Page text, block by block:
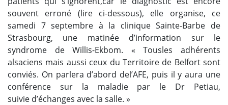
souvent erroné (lire ci-dessous), elle organise, ce
samedi 7 septembre à la clinique Sainte-Barbe de
Strasbourg, une matinée d’information sur le
syndrome de Willis-Ekbom. « Tousles adhérents
alsaciens mais aussi ceux du Territoire de Belfort sont
conviés. On parlera d’abord del’AFE, puis il y aura une
conférence sur la maladie par le Dr Petiau,
suivie d’échanges avec la salle. »